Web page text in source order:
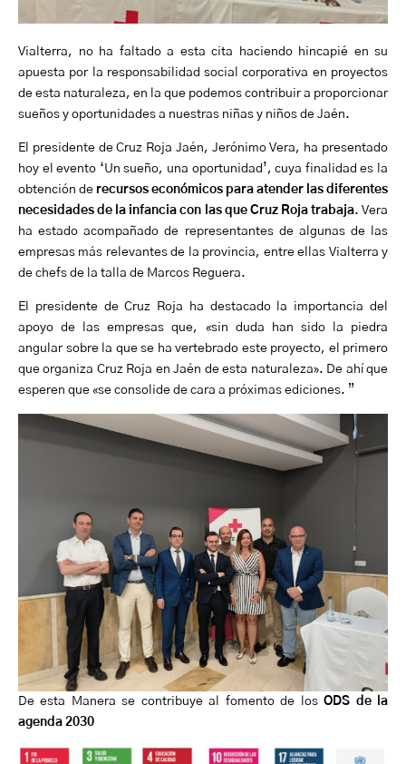
Vialterra, no ha faltado a esta cita haciendo hincapié en su
apuesta por la responsabilidad social corporativa en proyectos
de esta naturaleza, en la que podemos contribuir a proporcionar
sueños y oportunidades a nuestras niñas y niños de Jaén.
El presidente de Cruz Roja Jaén, Jerónimo Vera, ha presentado
hoy el evento ‘Un sueño, una oportunidad’, cuya finalidad es la
obtención de recursos económicos para atender las diferentes
necesidades de la infancia con las que Cruz Roja trabaja. Vera
ha estado acompañado de representantes de algunas de las
empresas más relevantes de la provincia, entre ellas Vialterra y
de chefs de la talla de Marcos Reguera.
El presidente de Cruz Roja ha destacado la importancia del
apoyo de las empresas que, «sin duda han sido la piedra
angular sobre la que se ha vertebrado este proyecto, el primero
que organiza Cruz Roja en Jaén de esta naturaleza». De ahí que
esperen que «se consolide de cara a próximas ediciones. ”
De esta Manera se contribuye al fomento de losODS de la
agenda 2030